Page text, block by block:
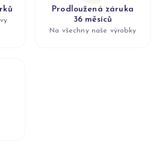
Prodloužená záruka
36 měsíců
Na všechny naše výrobky